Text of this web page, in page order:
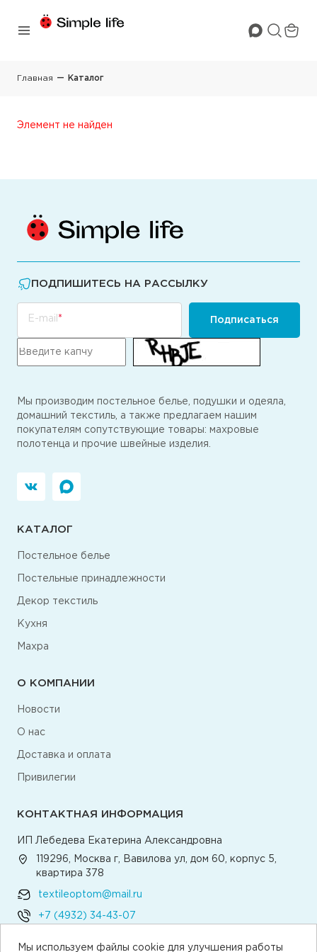
Главная Каталог
Элемент не найден
Мы используем файлы cookie для улучшения работы
ПОДПИШИТЕСЬ НА РАССЫЛКУ
E-mail Подписаться
Мы производим постельное белье, подушки и одеяла,
домашний текстиль, а также предлагаем нашим
покупателям сопутствующие товары: махровые
полотенца и прочие швейные изделия.
КАТАЛОГ
Постельное белье
Постельные принадлежности
Декор текстиль
Кухня
Махра
О КОМПАНИИ
Новости
О нас
Доставка и оплата
Привилегии
КОНТАКТНАЯ ИНФОРМАЦИЯ
ИП Лебедева Екатерина Александровна
119296, Москва г, Вавилова ул, дом 60, корпус 5,
квартира 378
textileoptom@mail.ru
+7 (4932) 34-43-07